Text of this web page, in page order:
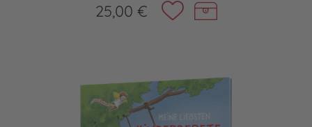
25,00 €